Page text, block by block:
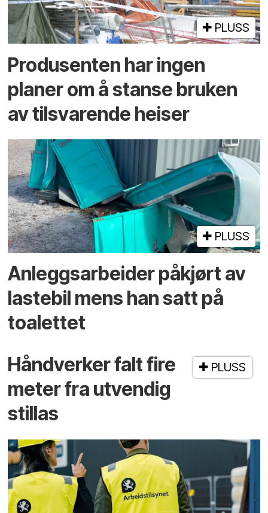
PLUSS
Produsenten har ingen
planer om å stanse bruken
av tilsvarende heiser
PLUSS
Anleggsarbeider påkjørt av
lastebil mens han satt på
toalettet
PLUSS
Håndverker falt fire
meter fra utvendig
stillas